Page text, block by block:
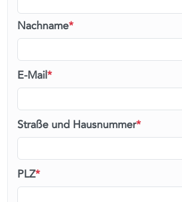
Nachname*
E-Mail*
Straße und Hausnummer*
PLZ*